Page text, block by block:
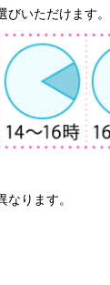
いただけます。
ります。